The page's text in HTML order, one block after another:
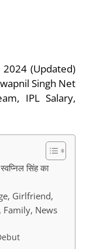
(Updated)
Singh Net
IPL Salary,
सिंह का
Girlfriend,
Family, News